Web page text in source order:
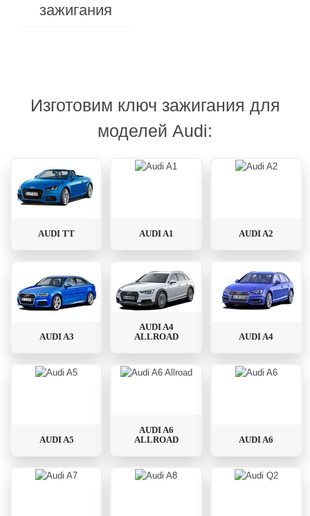
зажигания
Изготовим ключ зажигания для
моделей Audi:
AUDI TT AUDI A1 AUDI A2
AUDI A3
AUDI A4
ALLROAD
AUDI A4
AUDI A5
AUDI A6
ALLROAD
AUDI A6